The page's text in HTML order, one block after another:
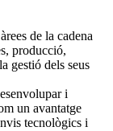
de la cadena
producció,
gestió dels seus
i
un avantatge
tecnològics i